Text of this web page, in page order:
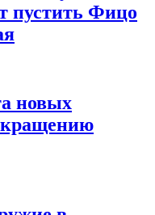
пустить Фицо
новых